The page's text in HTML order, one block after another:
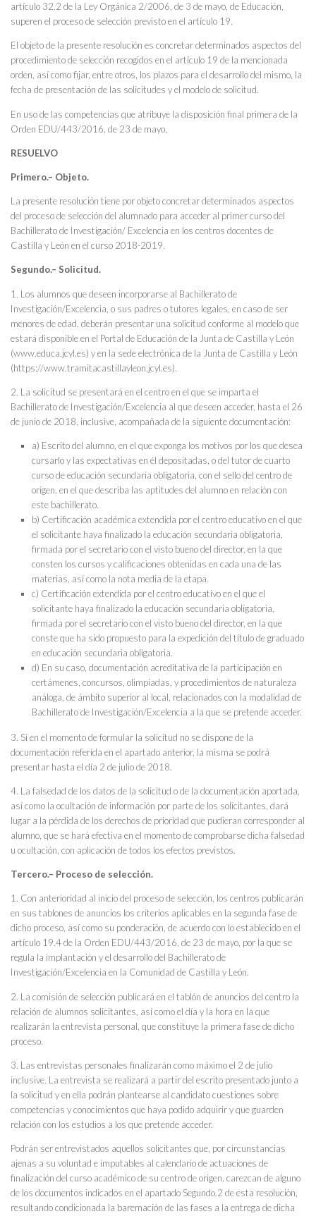
artículo 32.2 de la Ley Orgánica 2/2006, de 3 de mayo, de Educación,
superen el proceso de selección previsto en el artículo 19.
El objeto de la presente resolución es concretar determinados aspectos del
procedimiento de selección recogidos en el artículo 19 de la mencionada
orden, así como fijar, entre otros, los plazos para el desarrollo del mismo, la
fecha de presentación de las solicitudes y el modelo de solicitud.
En uso de las competencias que atribuye la disposición final primera de la
Orden EDU/443/2016, de 23 de mayo,
RESUELVO
Primero.– Objeto.
La presente resolución tiene por objeto concretar determinados aspectos
del proceso de selección del alumnado para acceder al primer curso del
Bachillerato de Investigación/ Excelencia en los centros docentes de
Castilla y León en el curso 2018-2019.
Segundo.– Solicitud.
1. Los alumnos que deseen incorporarse al Bachillerato de
Investigación/Excelencia, o sus padres o tutores legales, en caso de ser
menores de edad, deberán presentar una solicitud conforme al modelo que
estará disponible en el Portal de Educación de la Junta de Castilla y León
(www.educa.jcyl.es) y en la sede electrónica de la Junta de Castilla y León
(https://www.tramitacastillayleon.jcyl.es).
2. La solicitud se presentará en el centro en el que se imparta el
Bachillerato de Investigación/Excelencia al que deseen acceder, hasta el 26
de junio de 2018, inclusive, acompañada de la siguiente documentación:
a) Escrito del alumno, en el que exponga los motivos por los que desea
cursarlo y las expectativas en él depositadas, o del tutor de cuarto
curso de educación secundaria obligatoria, con el sello del centro de
origen, en el que describa las aptitudes del alumno en relación con
este bachillerato.
b) Certificación académica extendida por el centro educativo en el que
el solicitante haya finalizado la educación secundaria obligatoria,
firmada por el secretario con el visto bueno del director, en la que
consten los cursos y calificaciones obtenidas en cada una de las
materias, así como la nota media de la etapa.
c) Certificación extendida por el centro educativo en el que el
solicitante haya finalizado la educación secundaria obligatoria,
firmada por el secretario con el visto bueno del director, en la que
conste que ha sido propuesto para la expedición del título de graduado
en educación secundaria obligatoria.
d) En su caso, documentación acreditativa de la participación en
certámenes, concursos, olimpiadas, y procedimientos de naturaleza
análoga, de ámbito superior al local, relacionados con la modalidad de
Bachillerato de Investigación/Excelencia a la que se pretende acceder.
3. Si en el momento de formular la solicitud no se dispone de la
documentación referida en el apartado anterior, la misma se podrá
presentar hasta el día 2 de julio de 2018.
4. La falsedad de los datos de la solicitud o de la documentación aportada,
así como la ocultación de información por parte de los solicitantes, dará
lugar a la pérdida de los derechos de prioridad que pudieran corresponder al
alumno, que se hará efectiva en el momento de comprobarse dicha falsedad
u ocultación, con aplicación de todos los efectos previstos.
Tercero.– Proceso de selección.
1. Con anterioridad al inicio del proceso de selección, los centros publicarán
en sus tablones de anuncios los criterios aplicables en la segunda fase de
dicho proceso, así como su ponderación, de acuerdo con lo establecido en el
artículo 19.4 de la Orden EDU/443/2016, de 23 de mayo, por la que se
regula la implantación y el desarrollo del Bachillerato de
Investigación/Excelencia en la Comunidad de Castilla y León.
2. La comisión de selección publicará en el tablón de anuncios del centro la
relación de alumnos solicitantes, así como el día y la hora en la que
realizarán la entrevista personal, que constituye la primera fase de dicho
proceso.
3. Las entrevistas personales finalizarán como máximo el 2 de julio
inclusive. La entrevista se realizará a partir del escrito presentado junto a
la solicitud y en ella podrán plantearse al candidato cuestiones sobre
competencias y conocimientos que haya podido adquirir y que guarden
relación con los estudios a los que pretende acceder.
Podrán ser entrevistados aquellos solicitantes que, por circunstancias
ajenas a su voluntad e imputables al calendario de actuaciones de
finalización del curso académico de su centro de origen, carezcan de alguno
de los documentos indicados en el apartado Segundo.2 de esta resolución,
resultando condicionada la baremación de las fases a la entrega de dicha